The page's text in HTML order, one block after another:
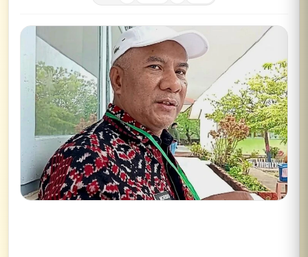
Lihat semua hasil →